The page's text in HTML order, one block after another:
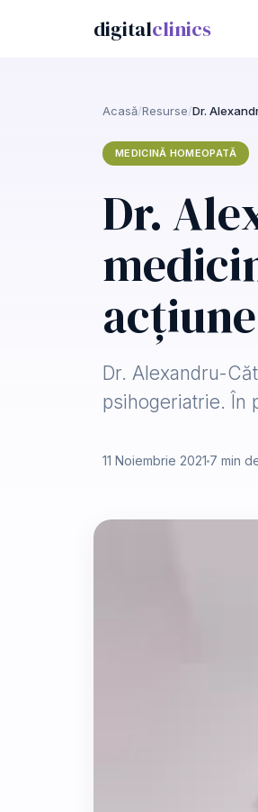
digitalclinics
Acasă/Resurse/
MEDICINĂ HOMEOPATĂ
Dr.
Dr. Alexandru-
psihogeriatrie. În
11 Noiembrie 2021 7 min